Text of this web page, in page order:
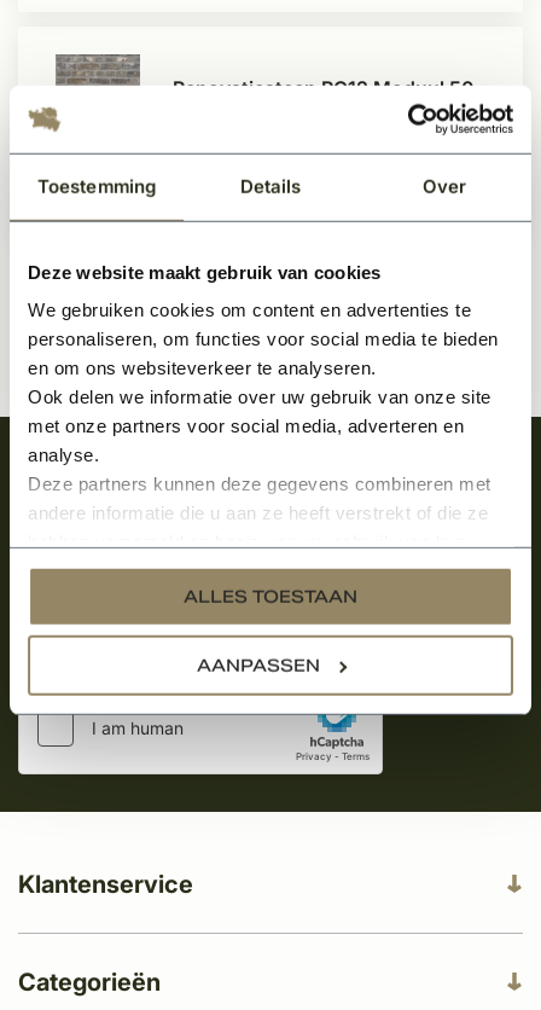
Toestemming Details Over
Deze website maakt gebruik van cookies
We gebruiken cookies om content en advertenties te
personaliseren, om functies voor social media te bieden
en om ons websiteverkeer te analyseren.
Ook delen we informatie over uw gebruik van onze site
met onze partners voor social media, adverteren en
analyse.
Deze partners kunnen deze gegevens combineren met
andere informatie die u aan ze heeft verstrekt of die ze
services.
ALLES TOESTAAN
AANPASSEN
Renovatiesteen RQ12 Moduul 50
1.699,-
Meld je aan en ontvang het laatste nieuws
over onze kempische bouwstijl!
Aanmelden voor de nieuwsbrief
Klantenservice
Categorieën